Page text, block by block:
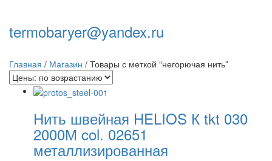
termobaryer@yandex.ru
Главная / Магазин / Товары с меткой “негорючая нить”
Нить швейная HELIOS К tkt 030
2000М col. 02651
металлизированная